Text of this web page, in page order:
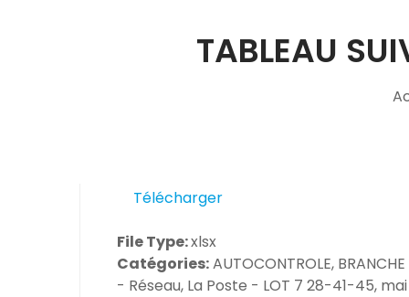
TABLEAU
Télécharger
File Type:xlsx
Catégories:AUTOCONTROLE,
- Réseau, La Poste - LOT 7 28-41-45,